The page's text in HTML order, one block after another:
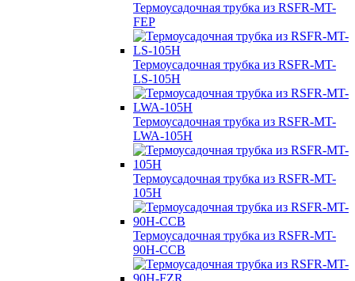
Термоусадочная трубка из RSFR-MT-
FEP
Термоусадочная трубка из RSFR-MT-
LS-105H
Термоусадочная трубка из RSFR-MT-
LWA-105H
Термоусадочная трубка из RSFR-MT-
105H
Термоусадочная трубка из RSFR-MT-
90H-CCB